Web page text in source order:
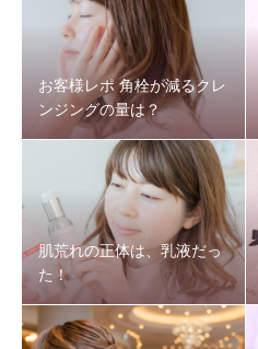
お客様レポ 角栓が減るクレ
ンジングの量は？
肌荒れの正体は、乳液だっ
た！